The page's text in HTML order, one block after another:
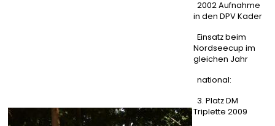
2002 Aufnahme
in den DPV Kader
Einsatz beim
Nordseecup im
gleichen Jahr
national:
3. Platz DM
Triplette 2009